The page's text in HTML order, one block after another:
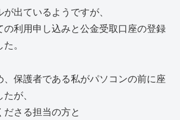
出ているようですが、
の利用申し込みと公金受取口座の登録
。
保護者である私がパソコンの前に座
が、
さる担当の方と